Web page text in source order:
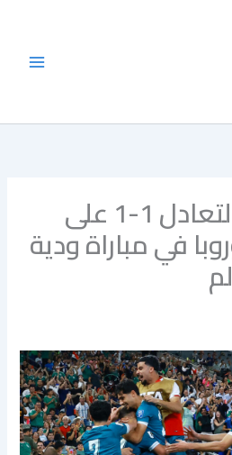
العراق يفرض التعادل 1-1 على
في مباراة ودية